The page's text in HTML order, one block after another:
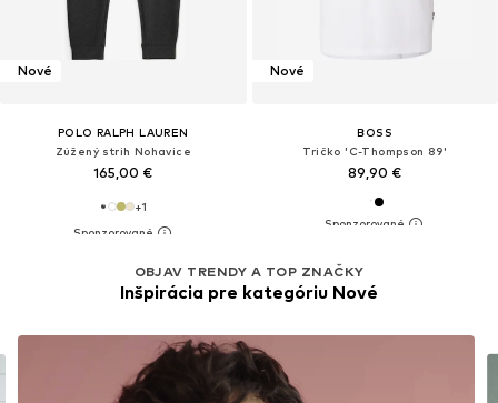
Nové
POLO RALPH LAUREN
Zúžený strih Nohavice
165,00 €
+1
OBJAV TRENDY A TOP ZNAČKY
Inšpirácia pre kategóriu Nové
Nové
BOSS
Tričko 'C-Thompson 89'
89,90 €